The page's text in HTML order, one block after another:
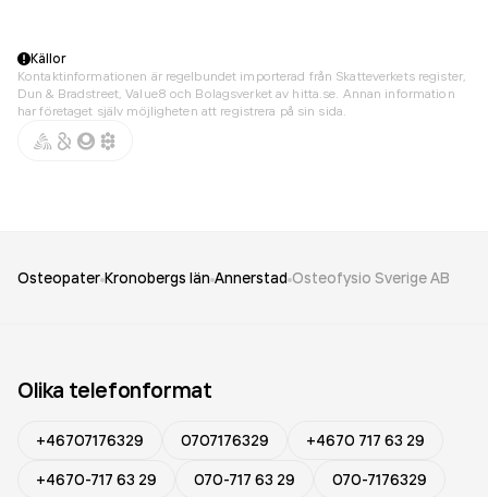
Källor
Kontaktinformationen är regelbundet importerad från Skatteverkets register,
Dun & Bradstreet, Value8 och Bolagsverket av hitta.se. Annan information
har företaget själv möjligheten att registrera på sin sida.
Osteopater Kronobergs län Annerstad Osteofysio Sverige AB
Olika telefonformat
+46707176329 0707176329
+4670 717 63 29
+4670-717 63 29
070-717 63 29 070-7176329